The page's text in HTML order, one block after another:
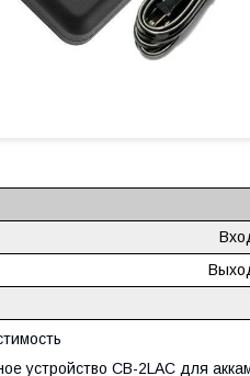
устройство CB-2LAC для